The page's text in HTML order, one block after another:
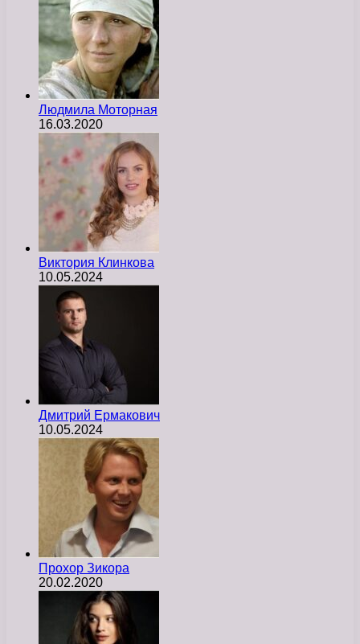
Людмила Моторная
16.03.2020
Виктория Клинкова
10.05.2024
Дмитрий Ермакович
10.05.2024
Прохор Зикора
20.02.2020